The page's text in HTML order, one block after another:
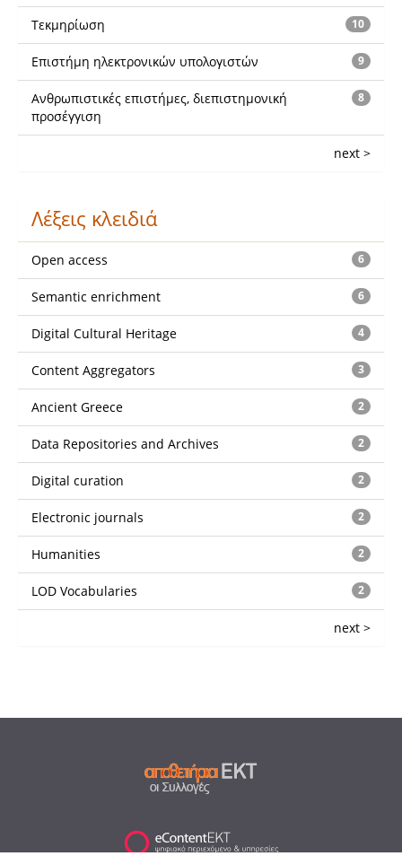
10
Τεκμηρίωση
9
Επιστήμη ηλεκτρονικών υπολογιστών
8
Ανθρωπιστικές επιστήμες, διεπιστημονική
προσέγγιση
next >
Λέξεις κλειδιά
6
Open access
6
Semantic enrichment
4
Digital Cultural Heritage
3
Content Aggregators
2
Ancient Greece
2
Data Repositories and Archives
2
Digital curation
2
Electronic journals
2
Humanities
2
LOD Vocabularies
next >